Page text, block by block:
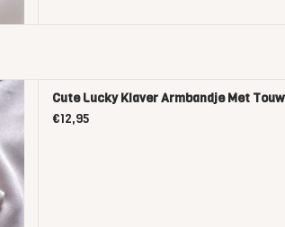
Cute Lucky Klaver Armbandje Met Touw
€12,95